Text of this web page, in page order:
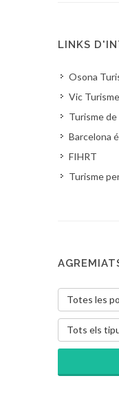
LINKS
Osona
Vic Turisme
Turisme
Barcelona
FIHRT
Turisme
Totes les
Tots els